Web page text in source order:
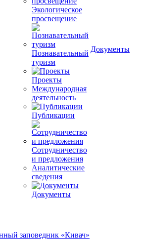
Экологическое
просвещение
Познавательный
туризм
Проекты
Международная
деятельность
Публикации
Сотрудничество
и предложения
Аналитические
сведения
Документы
Документы